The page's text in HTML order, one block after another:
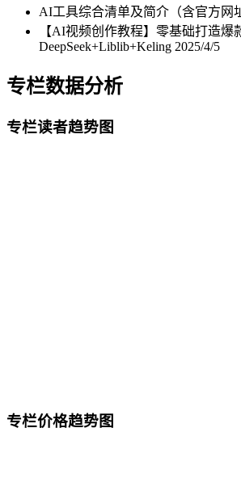
AI工具综合清单及简介（含官方网
【AI视频创作教程】零基础打造爆
DeepSeek+Liblib+Keling 2025/4/5
专栏数据分析
专栏读者趋势图
专栏价格趋势图